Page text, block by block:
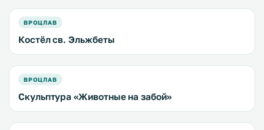
ВРОЦЛАВ
Костёл св. Эльжбеты
ВРОЦЛАВ
Скульптура «Животные на забой»